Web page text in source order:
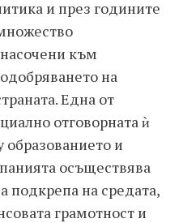
и през годините
към
на
Една от
отговорната ѝ
образованието и
осъществява
подкрепа на средата,
грамотност и